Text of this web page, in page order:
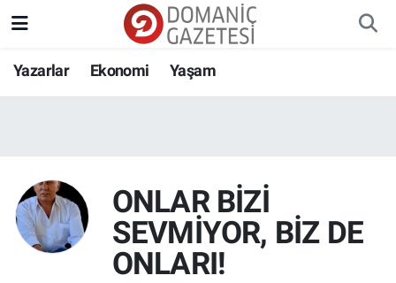
Yazarlar Ekonomi Yaşam
ONLAR BİZİ
SEVMİYOR, BİZ DE
ONLARI!